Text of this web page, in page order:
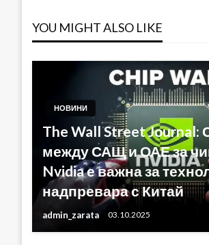
YOU MIGHT ALSO LIKE
НОВИНИ
The Wall Street Journal:
между САЩ и ОАЕ за
Nvidia е важна за
надпревара с Китай
admin_zarata 03.10.2025